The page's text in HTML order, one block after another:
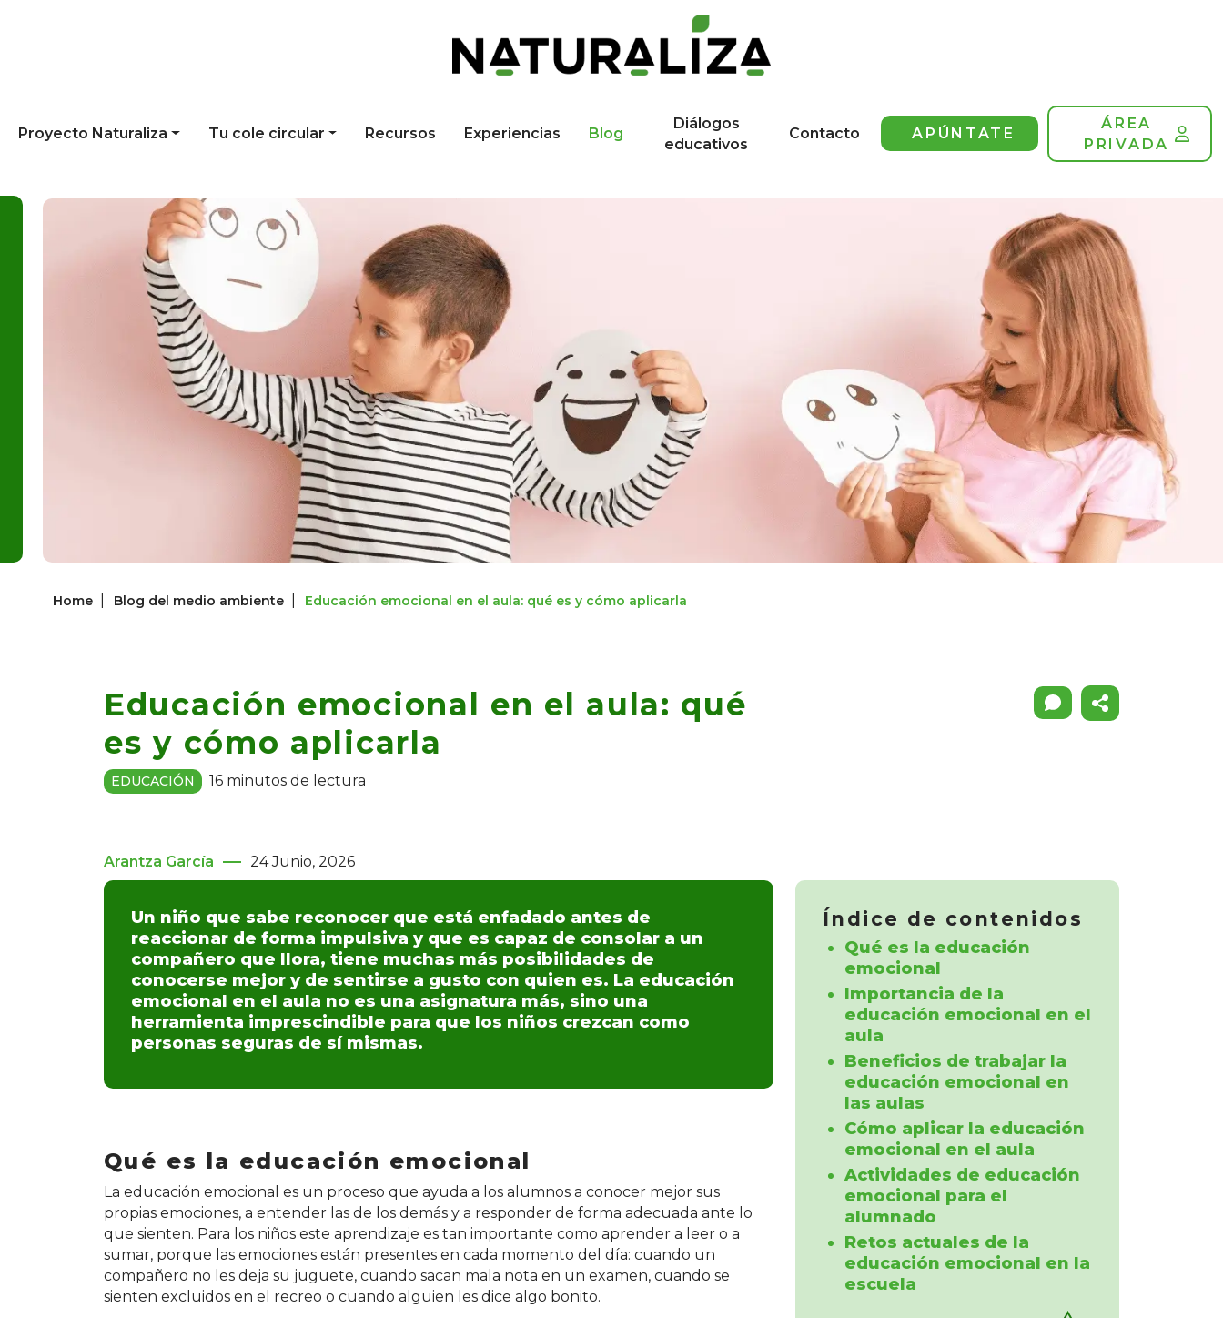
Proyecto Naturaliza Tu cole circular Recursos Experiencias Blog
Diálogos
educativos
Contacto APÚNTATE
ÁREA
PRIVADA
Home Blog del medio ambiente Educación emocional en el aula: qué es y cómo aplicarla
Educación emocional en el aula: qué
es y cómo aplicarla
EDUCACIÓN 16 minutos de lectura
Arantza García 24 Junio, 2026
Un niño que sabe reconocer que está enfadado antes de
reaccionar de forma impulsiva y que es capaz de consolar a un
compañero que llora, tiene muchas más posibilidades de
conocerse mejor y de sentirse a gusto con quien es. La educación
emocional en el aula no es una asignatura más, sino una
herramienta imprescindible para que los niños crezcan como
personas seguras de sí mismas.
Qué es la educación emocional
La educación emocional es un proceso que ayuda a los alumnos a conocer mejor sus
propias emociones, a entender las de los demás y a responder de forma adecuada ante lo
que sienten. Para los niños este aprendizaje es tan importante como aprender a leer o a
sumar, porque las emociones están presentes en cada momento del día: cuando un
compañero no les deja su juguete, cuando sacan mala nota en un examen, cuando se
sienten excluidos en el recreo o cuando alguien les dice algo bonito.
Índice de contenidos
Qué es la educación
emocional
Importancia de la
educación emocional en el
aula
Beneficios de trabajar la
educación emocional en
las aulas
Cómo aplicar la educación
emocional en el aula
Actividades de educación
emocional para el
alumnado
Retos actuales de la
educación emocional en la
escuela